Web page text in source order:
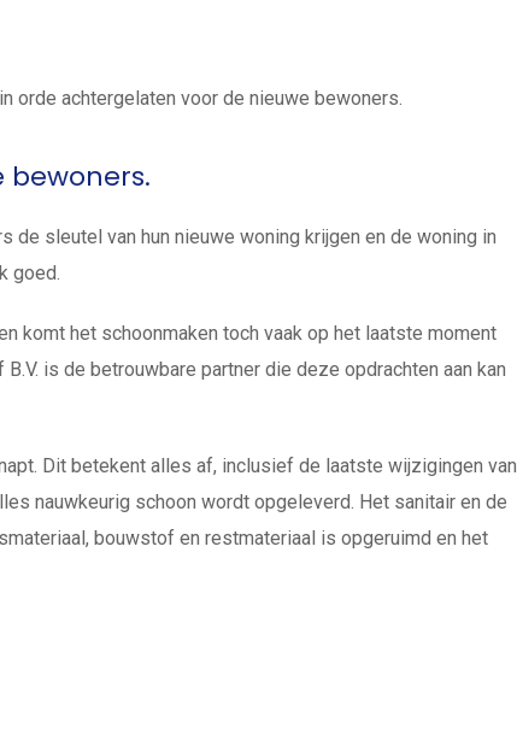
orde achtergelaten voor de nieuwe bewoners.
bewoners.
sleutel van hun nieuwe woning krijgen en de woning in
goed.
komt het schoonmaken toch vaak op het laatste moment
is de betrouwbare partner die deze opdrachten aan kan
Dit betekent alles af, inclusief de laatste wijzigingen van
nauwkeurig schoon wordt opgeleverd. Het sanitair en de
bouwstof en restmateriaal is opgeruimd en het